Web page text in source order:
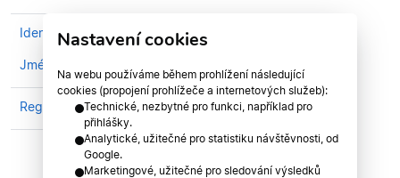
Identifikační číslo (IDT)
Jméno
Registrován v divizi Moravsko-slezská divize
Nastavení cookies
Na webu používáme během prohlížení následující
cookies (propojení prohlížeče a internetových služeb):
Technické, nezbytné pro funkci, například pro
přihlášky.
Analytické, užitečné pro statistiku návštěvnosti, od
Google.
Marketingové, užitečné pro sledování výsledků